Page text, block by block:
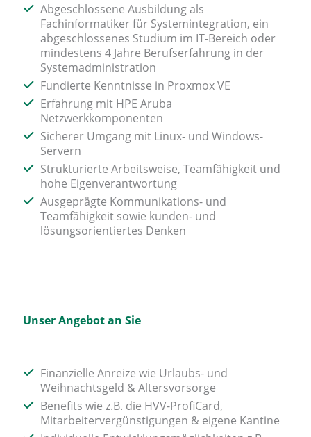
Abgeschlossene Ausbildung als
Fachinformatiker für Systemintegration, ein
abgeschlossenes Studium im IT-Bereich oder
mindestens 4 Jahre Berufserfahrung in der
Systemadministration
Fundierte Kenntnisse in Proxmox VE
Erfahrung mit HPE Aruba
Netzwerkkomponenten
Sicherer Umgang mit Linux- und Windows-
Servern
Strukturierte Arbeitsweise, Teamfähigkeit und
hohe Eigenverantwortung
Ausgeprägte Kommunikations- und
Teamfähigkeit sowie kunden- und
lösungsorientiertes Denken
Unser Angebot an Sie
Finanzielle Anreize wie Urlaubs- und
Weihnachtsgeld & Altersvorsorge
Benefits wie z.B. die HVV-ProfiCard,
Mitarbeitervergünstigungen & eigene Kantine